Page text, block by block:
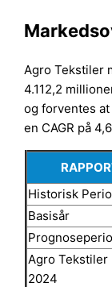
Agro Tekstiler
4.112,2
og forventes
en CAGR på
Historisk
Basisår
Agro
2024